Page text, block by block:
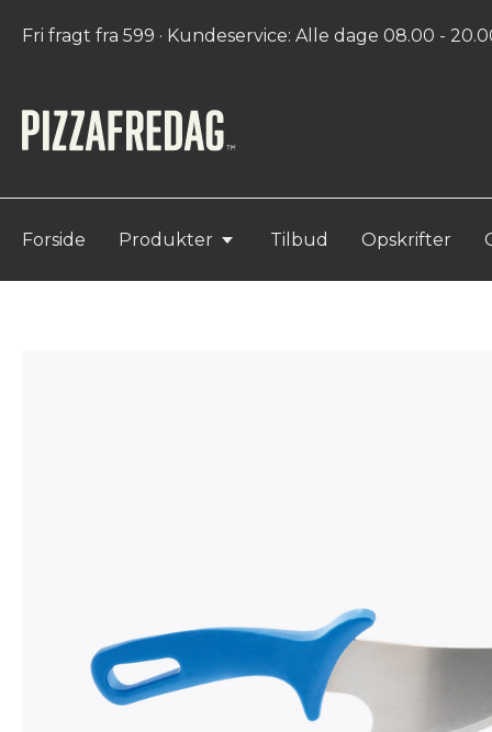
Fri fragt fra 599 · Kundeservice: Alle dage 08.00 -
Forside Produkter Tilbud Opskrifter